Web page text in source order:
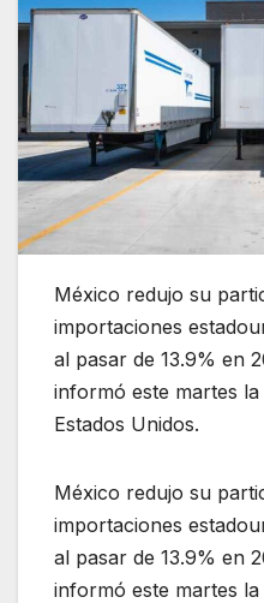
México redujo su
importaciones
al pasar de 13.9% en
informó este martes la
Estados Unidos.
México redujo su
importaciones
al pasar de 13.9% en
informó este martes la